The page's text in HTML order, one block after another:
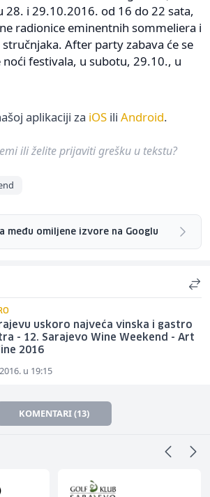
28. i 29.10.2016. od 16 do 22 sata,
radionice eminentnih sommeliera i
After party zabava će se
festivala, u subotu, 29.10., u
aplikaciji za iOS ili Android.
ili želite prijaviti grešku u tekstu?
među omiljene izvore na Googlu
uskoro najveća vinska i gastro
- 12. Sarajevo Wine Weekend - Art
2016
u 19:15
KOMENTARI (13)